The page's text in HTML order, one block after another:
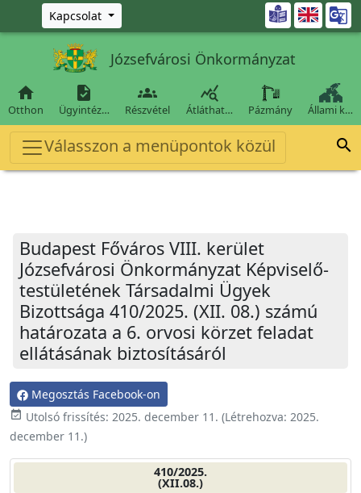
Ugrás a fő tartalomra
Kapcsolat 
Józsefvárosi Önkormányzat

Otthon

Ügyintéz…

Részvétel

Átláthat… Pázmány Állami k…
Válasszon a menüpontok közül 
Budapest Főváros VIII. kerület
Józsefvárosi Önkormányzat Képviselő-
testületének Társadalmi Ügyek
Bizottsága 410/2025. (XII. 08.) számú
határozata a 6. orvosi körzet feladat
ellátásának biztosításáról
Megosztás Facebook-on
event_available Utolsó frissítés: 2025. december 11. (Létrehozva: 2025.
december 11.)
410/2025.
(XII.08.)